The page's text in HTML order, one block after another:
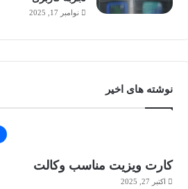
نوامبر 17, 2025
نوشته های اخیر
کارت ویزیت مناسب وکالت
اکتبر 27, 2025